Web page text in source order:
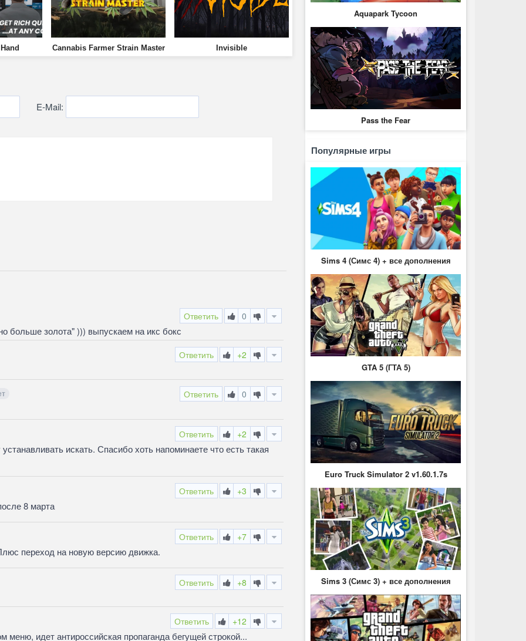
Cannabis Farmer Strain Master Invisible
E-Mail:
Ответить 0
больше золота" ))) выпускаем на икс бокс
Ответить +2
Ответить 0
Ответить +2
искать. Спасибо хоть напоминаете что есть такая
Ответить +3
8 марта
Ответить +7
переход на новую версию движка.
Ответить +8
Ответить +12
меню, идет антироссийская пропаганда бегущей строкой...
Aquapark Tycoon
Pass the Fear
Популярные игры
Sims 4 (Симс 4) + все дополнения
GTA 5 (ГТА 5)
Euro Truck Simulator 2 v1.60.1.7s
Sims 3 (Симс 3) + все дополнения